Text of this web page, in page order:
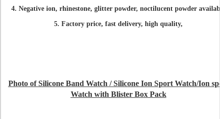
4. Negative ion, rhinestone, glitter powder, noctilucent powder
5. Factory price, fast delivery, high quality,
Photo of Silicone Band Watch / Silicone Ion Sport Watch/Ion
Watch with Blister Box Pack